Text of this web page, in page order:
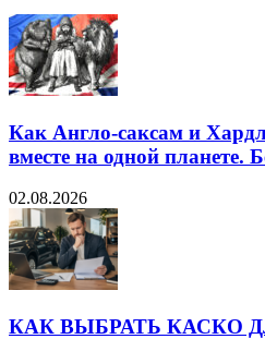
Как Англо-саксам и
вместе на одной планете.
02.08.2026
КАК ВЫБРАТЬ КАСКО